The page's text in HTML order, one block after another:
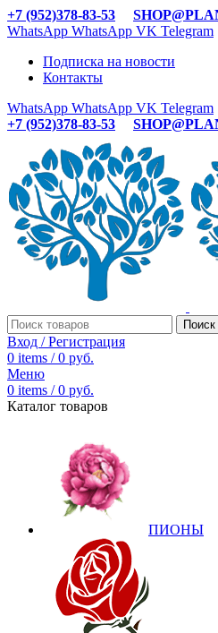
+7 (952)378-83-53
WhatsApp WhatsApp VK Telegram
Подписка на новости
Контакты
WhatsApp WhatsApp VK Telegram
+7 (952)378-83-53
Поиск
Вход / Регистрация
0 items / 0 руб.
Меню
0 items / 0 руб.
Каталог товаров
ПИОНЫ